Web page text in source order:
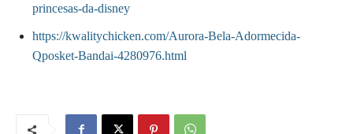
princesas-da-disney
https://kwalitychicken.com/Aurora-Bela-Adormecida-
Qposket-Bandai-4280976.html